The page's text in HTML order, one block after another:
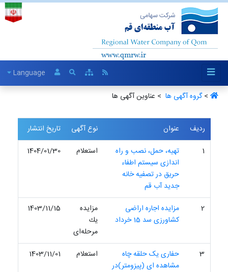
Language
>گروه آگهی ها ‏ > عناوین آگهی ها
ردیف عنوان نوع آگهی
تاریخ انتشار
1
تهیه، حمل، نصب و راه
اندازی سیستم اطفاء
حریق در تصفیه خانه
جدید آب قم
استعلام 1404/01/30
2
مزایده اجاره اراضی
کشاورزی سد 15 خرداد
مزایده
یك
مرحله‌ای
1403/11/15
3
حفاری یک حلقه چاه
مشاهده ای (پیزومتر)در
استعلام 1403/11/01